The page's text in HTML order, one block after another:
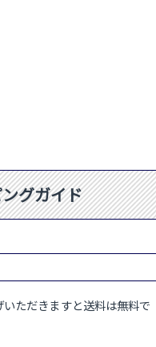
グガイド
ただきますと送料は無料で